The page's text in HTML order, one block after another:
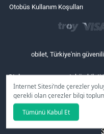
İnternet Sitesi’nde çerezler
gerekli olan çerezler bilgi
kullanılmaktadır. Tercihleriniz
kişiselleştirilmiş çerezleri ve
tıklamanız halinde
Tümünü Kabul Et
Otobüs Kullanım Koşulları
obilet, Türkiye'nin
Otel rezervasyon ve otobüs
Acentası (TÜRSAB Belge No:
Uçak bileti işlemleri için: Biletall
No: 4443) | (IATA Üyelik No: